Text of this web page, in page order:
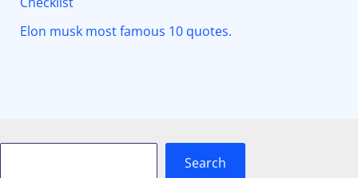
Elon musk most famous 10 quotes.
Search